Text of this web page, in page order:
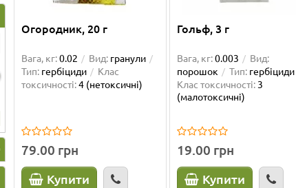
Огородник, 20 г
Вага, кг:0.02 Вид: гранули
Тип: гербіциди
Клас
токсичності:4 (нетоксичні)
79.00 грн
Купити
Гольф, 3 г
Вага, кг:0.003
Вид:
порошок
Тип: гербіциди
Клас токсичності: 3
(малотоксичні)
19.00 грн
Купити